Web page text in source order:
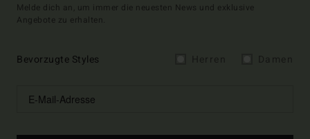
Melde dich an, um immer die neuesten News und exklusive
Angebote zu erhalten.
Bevorzugte Styles